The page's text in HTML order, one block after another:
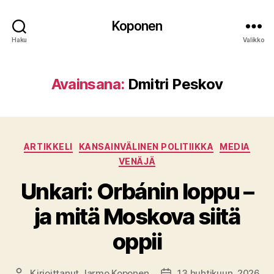
Haku
Koponen
Valikko
Avainsana: Dmitri Peskov
Kategoriat
ARTIKKELI KANSAINVÄLINEN POLITIIKKA
MEDIA
VENÄJÄ
Unkari: Orbánin loppu –
ja mitä Moskova siitä
oppii